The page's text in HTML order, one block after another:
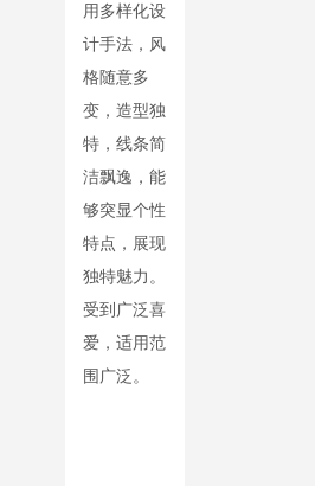
用多样化设
计手法，风
格随意多
变，造型独
特，线条简
洁飘逸，能
够突显个性
特点，展现
独特魅力。
受到广泛喜
爱，适用范
围广泛。